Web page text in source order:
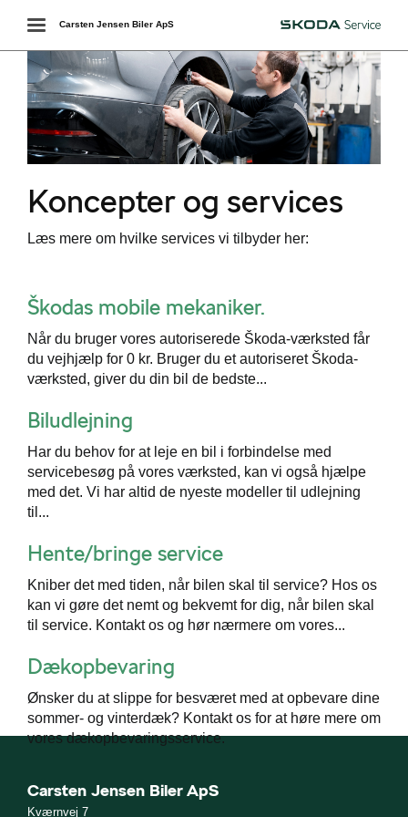
Toggle
navigation
Škoda
Carsten Jensen Biler ApS
Koncepter og services
Læs mere om hvilke services vi tilbyder her:
Škodas mobile mekaniker.
Når du bruger vores autoriserede Škoda-værksted får
du vejhjælp for 0 kr. Bruger du et autoriseret Škoda-
værksted, giver du din bil de bedste...
Biludlejning
Har du behov for at leje en bil i forbindelse med
servicebesøg på vores værksted, kan vi også hjælpe
med det. Vi har altid de nyeste modeller til udlejning
til...
Hente/bringe service
Kniber det med tiden, når bilen skal til service? Hos os
kan vi gøre det nemt og bekvemt for dig, når bilen skal
til service. Kontakt os og hør nærmere om vores...
Dækopbevaring
Ønsker du at slippe for besværet med at opbevare dine
sommer- og vinterdæk? Kontakt os for at høre mere om
vores dækopbevaringsservice.
Carsten Jensen Biler ApS
Kværnvej 7